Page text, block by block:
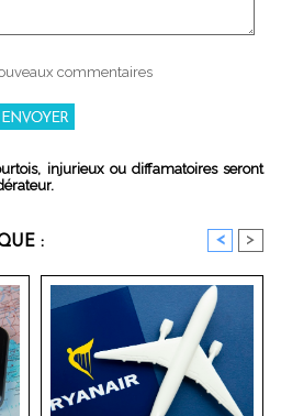
commentaires
injurieux ou diffamatoires seront
: < >